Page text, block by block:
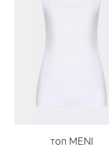
топ MENI